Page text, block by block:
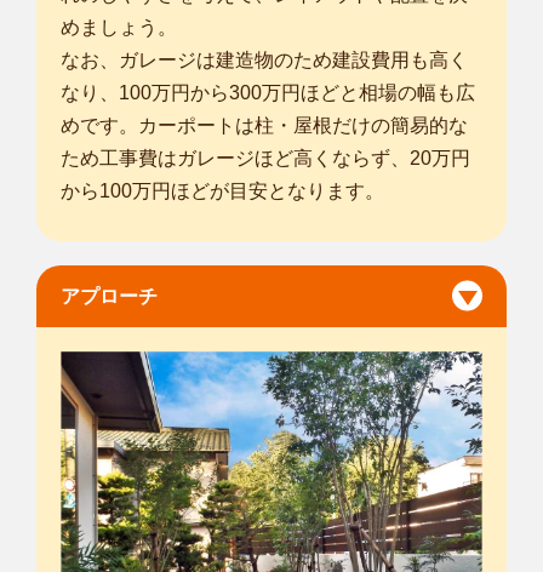
めましょう。
なお、ガレージは建造物のため建設費用も高く
なり、100万円から300万円ほどと相場の幅も広
めです。カーポートは柱・屋根だけの簡易的な
ため工事費はガレージほど高くならず、20万円
から100万円ほどが目安となります。
アプローチ